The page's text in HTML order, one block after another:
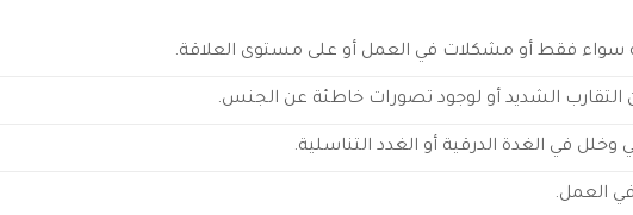
فقط أو مشكلات في العمل أو على مستوى العلاقة.
الشديد أو لوجود تصورات خاطئة عن الجنس.
في الغدة الدرقية أو الغدد التناسلية.
العمل.